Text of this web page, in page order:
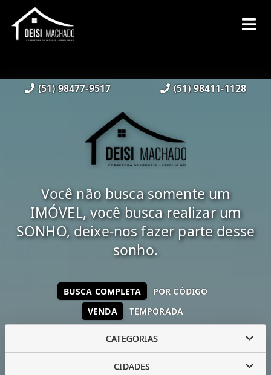
(51) 98477-9517 (51) 98411-1128
Você não busca somente um
IMÓVEL, você busca realizar um
SONHO, deixe-nos fazer parte desse
sonho.
VENDA TEMPORADA
BUSCA COMPLETA POR CÓDIGO
CATEGORIAS
CIDADES